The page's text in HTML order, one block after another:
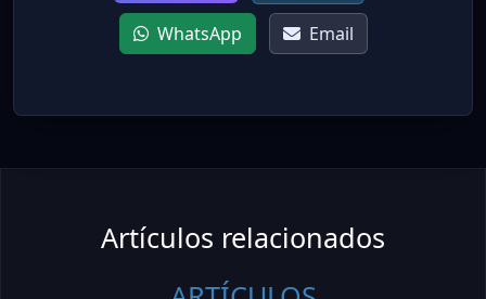
WhatsApp Email
Artículos relacionados